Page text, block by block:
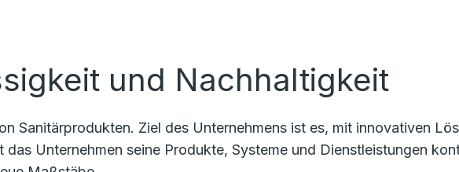
und Nachhaltigkeit
Sanitärprodukten. Ziel des Unternehmens ist es, mit innovativen
Unternehmen seine Produkte, Systeme und Dienstleistungen